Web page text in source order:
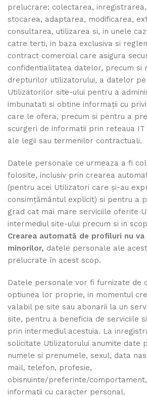
prelucrare: colectarea,
stocarea, adaptarea, modificarea,
consultarea, utilizarea si, in unele
catre terti, in baza exclusiva si
contract comercial care asigura
confidentialitatea datelor, precum si
drepturilor utilizatorului, a datelor
Utilizatorilor site-ului pentru a
imbunatati si obtine informaţii cu
care le ofera, precum si pentru a
scurgeri de informatii prin reteaua
ale legii sau termenilor contractuali.
Datele personale ce urmeaza a fi
folosite, inclusiv prin crearea
(pentru acei Utilizatori care şi-au
consimţământul explicit) si pentru a
grad cat mai mare serviciile oferite
intermediul site-ului precum si in
Crearea automată de profiluri nu va
minorilor, datele personale ale
prelucrate în acest scop.
Datele personale vor fi furnizate de
optiunea lor proprie, in momentul
valabil pe site sau abonarii la un
site, pentru a beneficia de serviciile
prin intermediul acestuia. La
solicitate Utilizatorului anumite date
numele si prenumele, sexul, data
mail, telefon, profesie,
obisnuinte/preferinte/
informatii cu caracter personal.